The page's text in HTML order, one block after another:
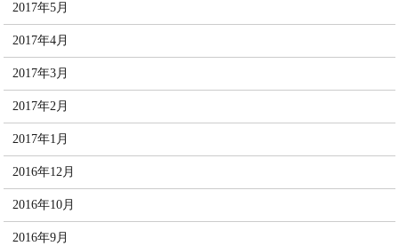
2017年5月
2017年4月
2017年3月
2017年2月
2017年1月
2016年12月
2016年10月
2016年9月